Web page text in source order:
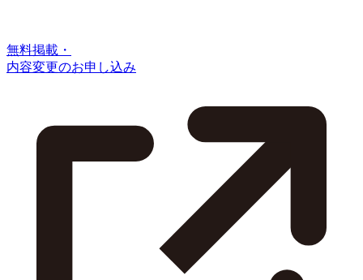
無料掲載・
内容変更のお申し込み